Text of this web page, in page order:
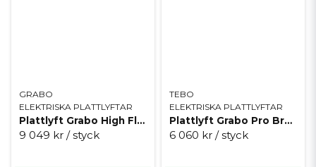
GRABO
ELEKTRISKA PLATTLYFTAR
Plattlyft Grabo High Flow
9 049 kr / styck
TEBO
ELEKTRISKA PLATTLYFTAR
Plattlyft Grabo Pro Brushless
6 060 kr / styck